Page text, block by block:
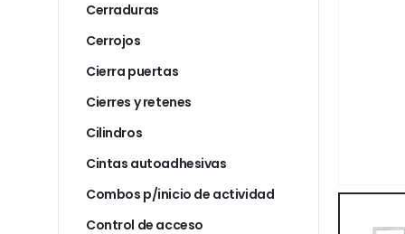
Cerraduras
Cerrojos
Cierra puertas
Cierres y retenes
Cilindros
Cintas autoadhesivas
Combos p/inicio de actividad
Control de acceso